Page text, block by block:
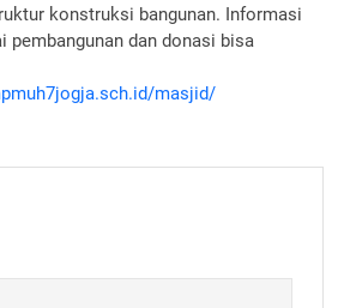
konstruksi bangunan. Informasi
pembangunan dan donasi bisa
masjid/